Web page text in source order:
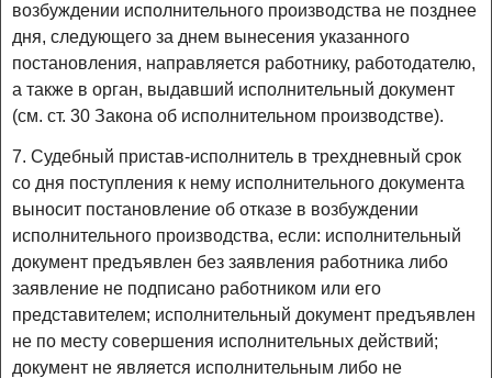
возбуждении исполнительного производства не позднее
дня, следующего за днем вынесения указанного
постановления, направляется работнику, работодателю,
а также в орган, выдавший исполнительный документ
(см. ст. 30 Закона об исполнительном производстве).
7. Судебный пристав-исполнитель в трехдневный срок
со дня поступления к нему исполнительного документа
выносит постановление об отказе в возбуждении
исполнительного производства, если: исполнительный
документ предъявлен без заявления работника либо
заявление не подписано работником или его
представителем; исполнительный документ предъявлен
не по месту совершения исполнительных действий;
документ не является исполнительным либо не